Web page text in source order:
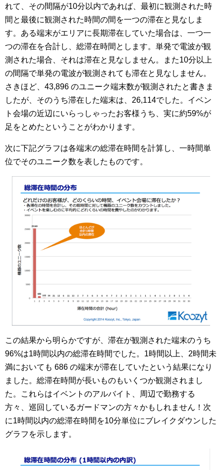
れて、その間隔が10分以内であれば、最初に観測された時
間と最後に観測された時間の間を一つの滞在と見なしま
す。ある端末がエリアに長期滞在していた場合は、一つ一
つの滞在を合計し、総滞在時間とします。単発で電波が観
測された場合、それは滞在と見なしません。また10分以上
の間隔で単発の電波が観測されても滞在と見なしません。
さきほど、43,896 のユニーク端末数が観測されたと書きま
したが、そのうち滞在した端末は、26,114でした。イベン
ト会場の近辺にいらっしゃったお客様うち、実に約59%が
足をとめたということがわかります。
次に下記グラフは各端末の総滞在時間を計算し、一時間単
位でそのユニーク数を表したものです。
この結果から明らかですが、滞在が観測された端末のうち
96%は1時間以内の総滞在時間でした。1時間以上、2時間未
満においても 686 の端末が滞在していたという結果になり
ました。総滞在時間が長いものもいくつか観測されまし
た。これらはイベントのアルバイト、周辺で勤務する
方々、巡回しているガードマンの方々かもしれません！次
に1時間以内の総滞在時間を10分単位にブレイクダウンした
グラフを示します。